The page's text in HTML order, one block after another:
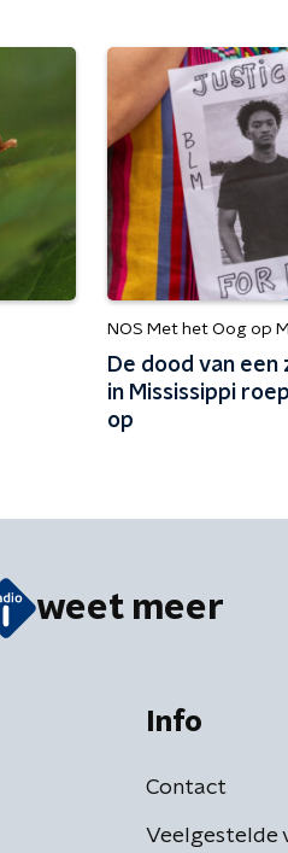
NOS Met het Oog op
De dood van
in Mississippi
op
weet meer
Info
Contact
Veelgestelde